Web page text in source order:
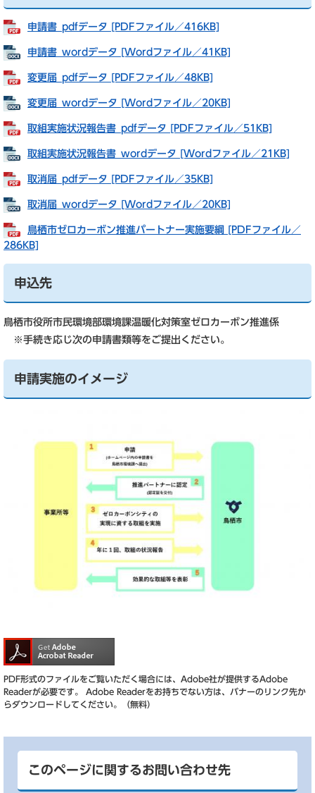
申請書_pdfデータ [PDFファイル／416KB]
申請書_wordデータ [Wordファイル／41KB]
変更届_pdfデータ [PDFファイル／48KB]
変更届_wordデータ [Wordファイル／20KB]
取組実施状況報告書_pdfデータ [PDFファイル／51KB]
取組実施状況報告書_wordデータ [Wordファイル／21KB]
取消届_pdfデータ [PDFファイル／35KB]
取消届_wordデータ [Wordファイル／20KB]
鳥栖市ゼロカーボン推進パートナー実施要綱 [PDFファイル／
286KB]
申込先
鳥栖市役所市民環境部環境課温暖化対策室ゼロカーボン推進係
※手続き応じ次の申請書類等をご提出ください。
申請実施のイメージ
PDF形式のファイルをご覧いただく場合には、Adobe社が提供するAdobe
Readerが必要です。
Adobe Readerをお持ちでない方は、バナーのリンク先か
らダウンロードしてください。（無料）
このページに関するお問い合わせ先